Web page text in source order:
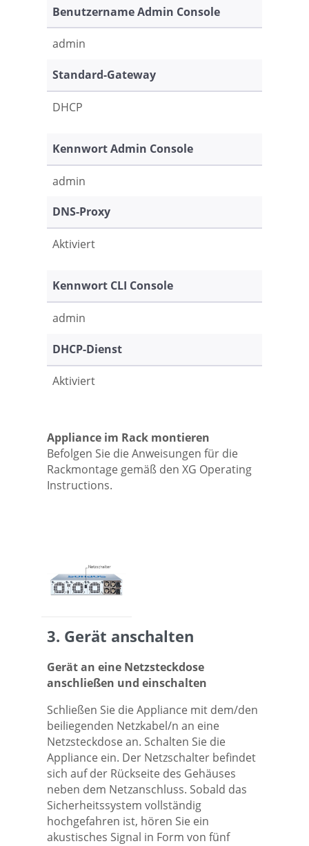
Benutzername Admin Console
admin
Standard-Gateway
DHCP
Kennwort Admin Console
admin
DNS-Proxy
Aktiviert
Kennwort CLI Console
admin
DHCP-Dienst
Aktiviert
Appliance im Rack montieren
Befolgen Sie die Anweisungen für die
Rackmontage gemäß den XG Operating
Instructions.
3. Gerät anschalten
Gerät an eine Netzsteckdose
anschließen und einschalten
Schließen Sie die Appliance mit dem/den
beiliegenden Netzkabel/n an eine
Netzsteckdose an. Schalten Sie die
Appliance ein. Der Netzschalter befindet
sich auf der Rückseite des Gehäuses
neben dem Netzanschluss. Sobald das
Sicherheitssystem vollständig
hochgefahren ist, hören Sie ein
akustisches Signal in Form von fünf